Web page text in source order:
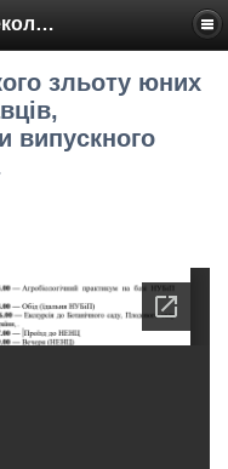
Національний еколого-натуралістичний центр
зльоту юних
випускного